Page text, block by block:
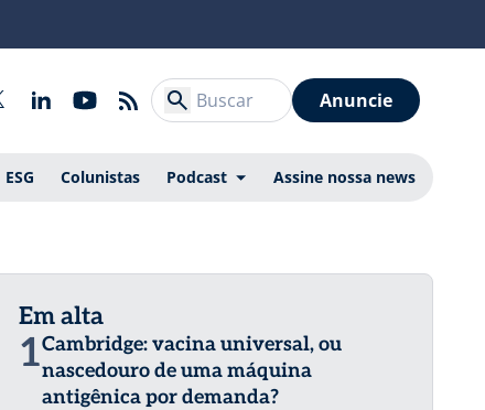
Anuncie
ESG Colunistas Podcast Assine nossa news
Em alta
1Cambridge: vacina universal, ou
nascedouro de uma máquina
antigênica por demanda?